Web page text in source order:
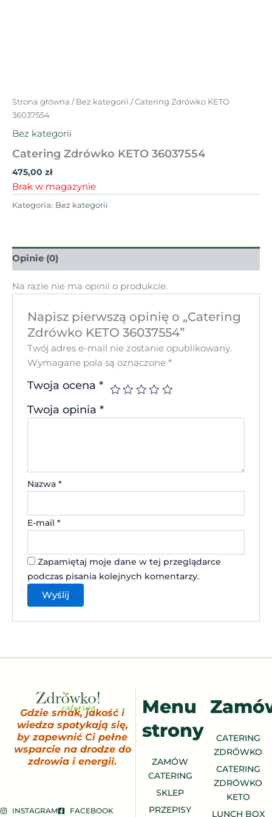
Strona główna /Bez kategorii / Catering Zdrówko KETO
36037554
Bez kategorii
Catering Zdrówko KETO 36037554
475,00 zł
Brak w magazynie
Kategoria: Bez kategorii
Opinie (0)
Na razie nie ma opinii o produkcie.
Napisz pierwszą opinię o „Catering
Zdrówko KETO 36037554”
Twój adres e-mail nie zostanie opublikowany.
Wymagane pola są oznaczone*
Twoja ocena*
Twoja opinia*
Nazwa*
E-mail*
Zapamiętaj moje dane w tej przeglądarce
podczas pisania kolejnych komentarzy.
Gdzie smak, jakość i
wiedza spotykają się,
by zapewnić Ci pełne
wsparcie na drodze do
zdrowia i energii.
INSTAGRAM FACEBOOK
Menu
strony
ZAMÓW
CATERING
SKLEP
PRZEPISY
CATERING
ZDRÓWKO
CATERING
ZDRÓWKO
KETO
LUNCH BOX